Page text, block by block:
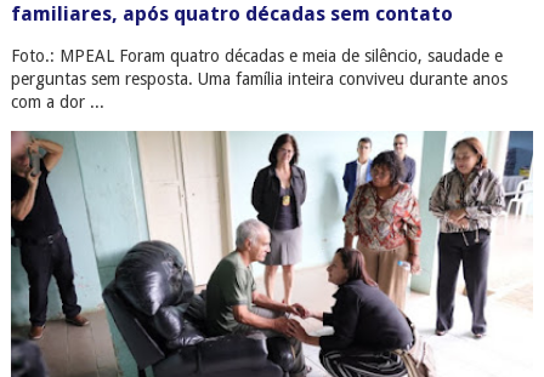
familiares, após quatro décadas sem contato
Foto.: MPEAL Foram quatro décadas e meia de silêncio, saudade e
perguntas sem resposta. Uma família inteira conviveu durante anos
com a dor ...